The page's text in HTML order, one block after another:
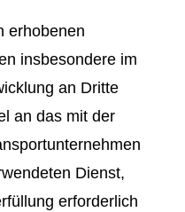
erhobenen
insbesondere im
an Dritte
an das mit der
Dienst,
erforderlich